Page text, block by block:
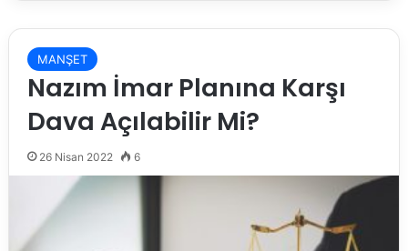
MANŞET
Nazım İmar Planına Karşı
Dava Açılabilir Mi?
26 Nisan 2022 6